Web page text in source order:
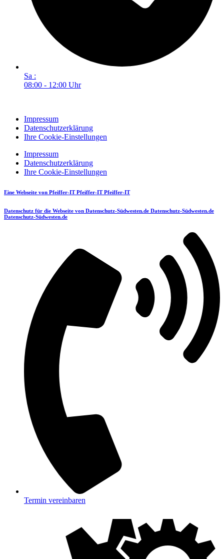
Sa :
08:00 - 12:00 Uhr
Impressum
Datenschutzerklärung
Ihre Cookie-Einstellungen
Impressum
Datenschutzerklärung
Ihre Cookie-Einstellungen
Eine Webseite von Pfeiffer-ITPfeiffer-ITPfeiffer-IT
Datenschutz für die Webseite von Datenschutz-Südwesten.de Datenschutz-Südwesten.de
Datenschutz-Südwesten.de
Termin vereinbaren